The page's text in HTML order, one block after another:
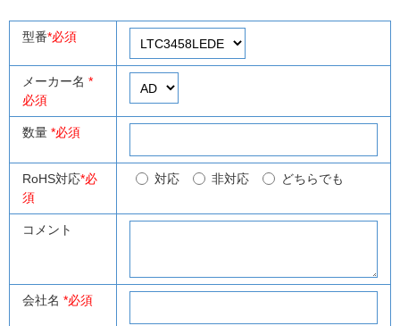
型番*必須
メーカー名 *
必須
数量 *必須
RoHS対応*必
須
対応 非対応 どちらでも
コメント
会社名 *必須